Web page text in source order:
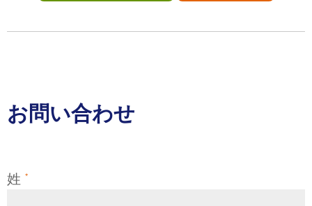
お問い合わせ
姓 *